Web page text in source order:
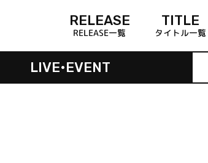
RELEASE
RELEASE一覧
TITLE
タイトル一覧
LIVE•EVENT